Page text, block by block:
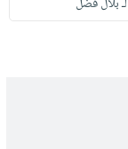
لـ بلال فضل